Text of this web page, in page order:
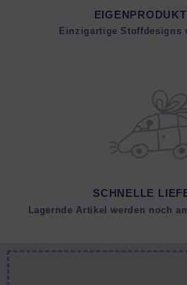
Einzigartige Stoffdesigns
SCHNELLE
Lagernde Artikel werden noch